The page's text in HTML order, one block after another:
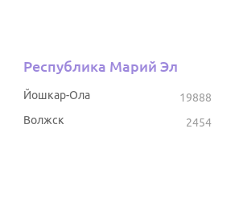
Республика Марий Эл
19888
Йошкар-Ола
2454
Волжск